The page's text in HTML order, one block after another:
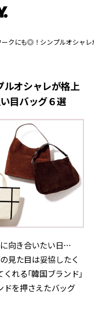
ークにも◎！シンプルオシャ
ルオシャレが格上
目バッグ６選
向き合いたい日…
見た目は妥協したく
れる「韓国ブランド」
ドを押さえたバッグ